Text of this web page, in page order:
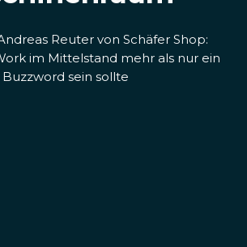
Reuter von Schäfer Shop:
im Mittelstand mehr als nur ein
Buzzword sein sollte